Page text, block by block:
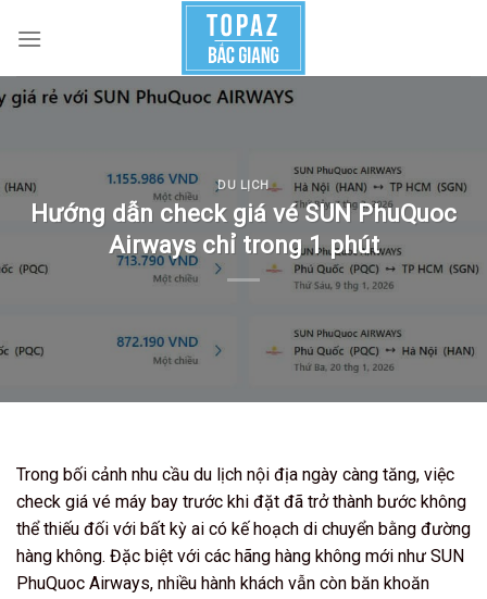
DU LỊCH
Hướng dẫn check giá vé SUN PhuQuoc
Airways chỉ trong 1 phút
Trong bối cảnh nhu cầu du lịch nội địa ngày càng tăng, việc
check giá vé máy bay trước khi đặt đã trở thành bước không
thể thiếu đối với bất kỳ ai có kế hoạch di chuyển bằng đường
hàng không. Đặc biệt với các hãng hàng không mới như SUN
PhuQuoc Airways, nhiều hành khách vẫn còn băn khoăn